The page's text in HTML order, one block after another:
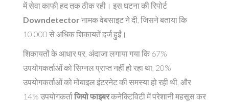
में सेवा काफी हद तक ठीक रही। इस घटना की रिपोर्ट
Downdetector नामक वेबसाइट ने दी, जिसने बताया कि
10,000 से अधिक शिकायतें दर्ज हुईं।
शिकायतों के आधार पर, अंदाजा लगाया गया कि 67%
उपयोगकर्ताओं को सिग्नल प्राप्त नहीं हो रहा था, 20%
उपयोगकर्ताओं को मोबाइल इंटरनेट की समस्या हो रही थी, और
14% उपयोगकर्ताजियो फाइबरकनेक्टिविटी में परेशानी महसूस कर